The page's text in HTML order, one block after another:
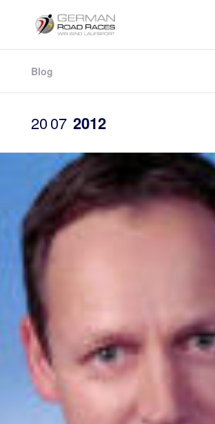
Blog
2007 2012